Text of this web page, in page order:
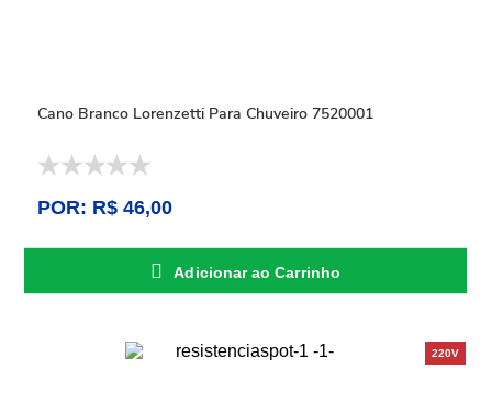
Cano Branco Lorenzetti Para Chuveiro 7520001
POR: R$ 46,00
Adicionar ao Carrinho